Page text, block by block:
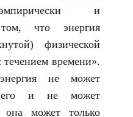
и
что энергия
физической
течением времени».
не может
и не может
она может только